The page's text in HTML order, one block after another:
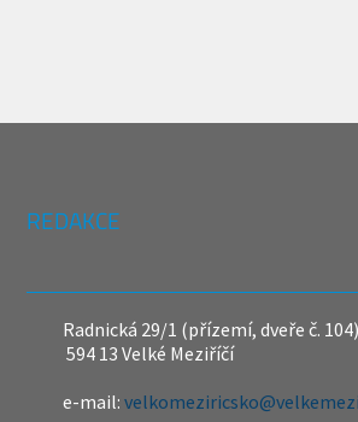
REDAKCE
Radnická 29/1 (přízemí, dveře č. 104)
594 13 Velké Meziříčí
e-mail: